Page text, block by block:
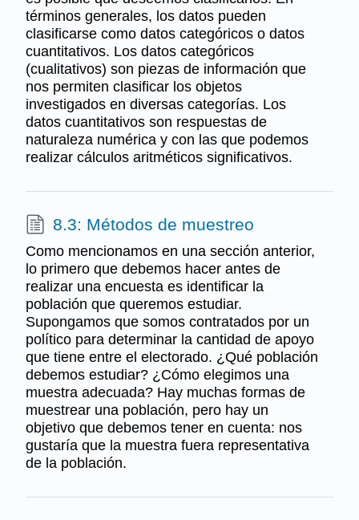
términos generales, los datos pueden
clasificarse como datos categóricos o datos
cuantitativos. Los datos categóricos
(cualitativos) son piezas de información que
nos permiten clasificar los objetos
investigados en diversas categorías. Los
datos cuantitativos son respuestas de
naturaleza numérica y con las que podemos
realizar cálculos aritméticos significativos.
8.3: Métodos de muestreo
Como mencionamos en una sección anterior,
lo primero que debemos hacer antes de
realizar una encuesta es identificar la
población que queremos estudiar.
Supongamos que somos contratados por un
político para determinar la cantidad de apoyo
que tiene entre el electorado. ¿Qué población
debemos estudiar? ¿Cómo elegimos una
muestra adecuada? Hay muchas formas de
muestrear una población, pero hay un
objetivo que debemos tener en cuenta: nos
gustaría que la muestra fuera representativa
de la población.